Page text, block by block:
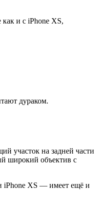
и с iPhone XS,
дураком.
участок на задней части
широкий объектив с
iPhone XS — имеет ещё и